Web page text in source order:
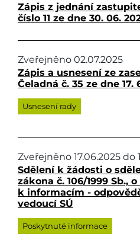
Zápis z jednání
číslo 11 ze dne 30. 06.
Zveřejněno 02.07.2025
Zápis a usnesení ze
Čeladná č. 35 ze dne 17.
Usnesení rady
Zveřejněno 17.06.2025 do
Sdělení k žádosti o
zákona č. 106/1999 Sb.,
k informacím -
vedoucí SÚ
Poskytnuté informace